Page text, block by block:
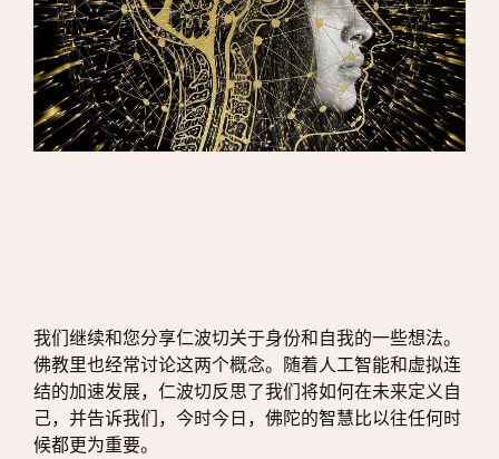
我们继续和您分享仁波切关于身份和自我的一些想法。
佛教里也经常讨论这两个概念。随着人工智能和虚拟连
结的加速发展，仁波切反思了我们将如何在未来定义自
己，并告诉我们，今时今日，佛陀的智慧比以往任何时
候都更为重要。